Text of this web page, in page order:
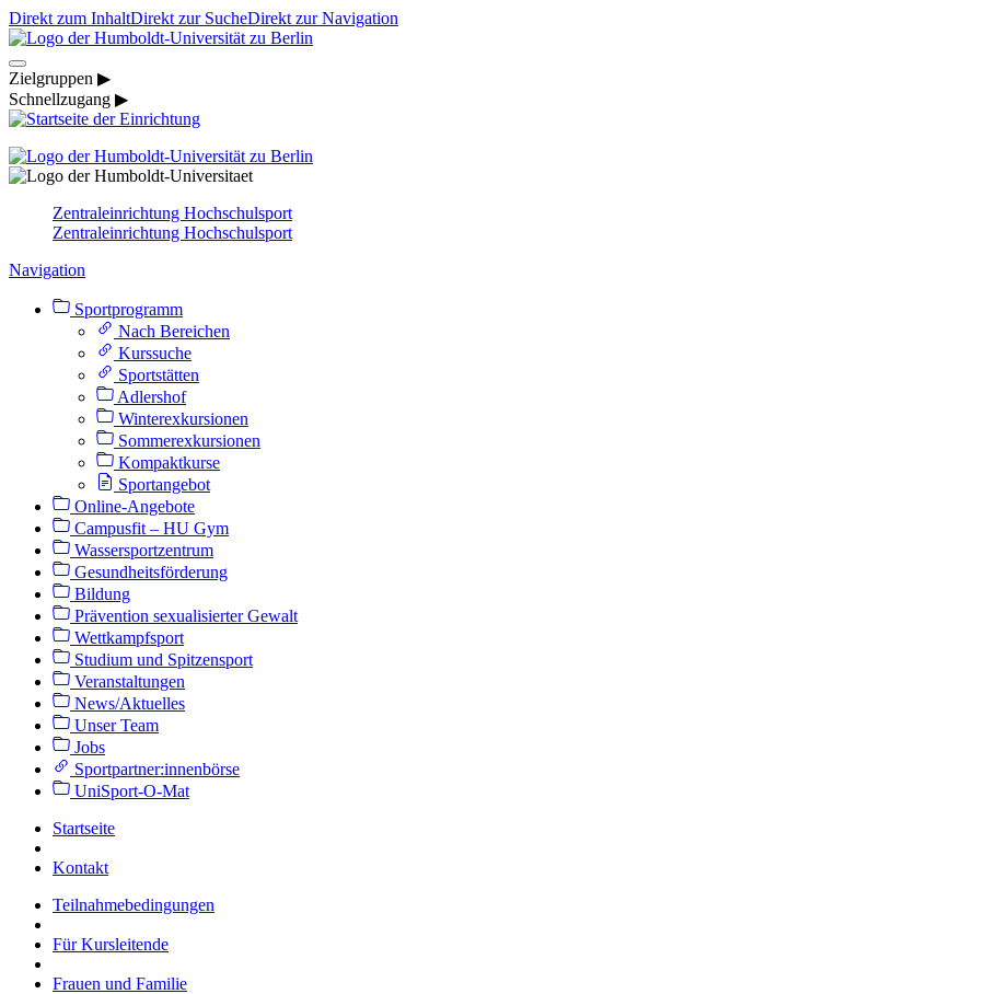
Direkt zum InhaltDirekt zur SucheDirekt zur Navigation
Zielgruppen ▶
Schnellzugang ▶
Zentraleinrichtung Hochschulsport
Zentraleinrichtung Hochschulsport
Navigation
Sportprogramm
Nach Bereichen
Kurssuche
Sportstätten
Adlershof
Winterexkursionen
Sommerexkursionen
Kompaktkurse
Sportangebot
Online-Angebote
Campusfit – HU Gym
Wassersportzentrum
Gesundheitsförderung
Bildung
Prävention sexualisierter Gewalt
Wettkampfsport
Studium und Spitzensport
Veranstaltungen
News/Aktuelles
Unser Team
Jobs
Sportpartner:innenbörse
UniSport-O-Mat
Startseite
Kontakt
Teilnahmebedingungen
Für Kursleitende
Frauen und Familie